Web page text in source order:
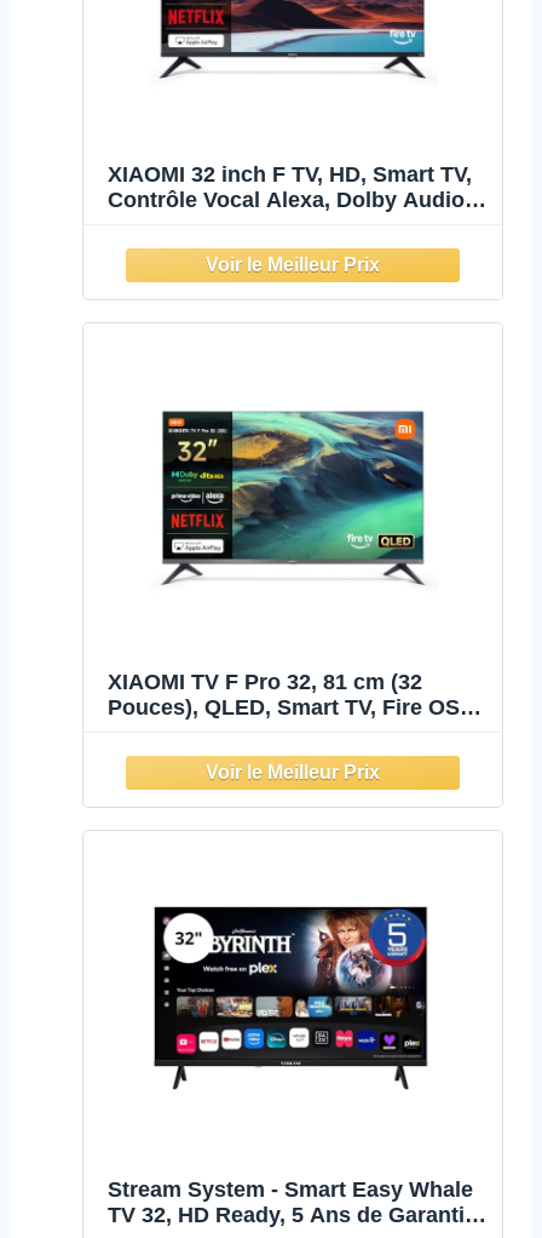
XIAOMI 32 inch F TV, HD, Smart TV,
Contrôle Vocal Alexa, Dolby Audio,
Compatible
XIAOMI TV F Pro 32, 81 cm (32
Pouces), QLED, Smart TV, Fire OS7,
Audio™, DTS Virtual:X, DTS-HD,
Compatible avec Apple AirPlay
Stream System - Smart Easy Whale
TV 32, HD Ready, 5 Ans de Garantie,